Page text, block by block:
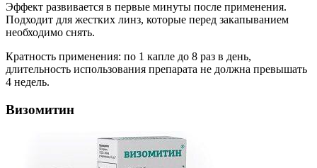
Эффект развивается в первые минуты после применения.
Подходит для жестких линз, которые перед закапыванием
необходимо снять.
Кратность применения: по 1 капле до 8 раз в день,
длительность использования препарата не должна превышать
4 недель.
Визомитин